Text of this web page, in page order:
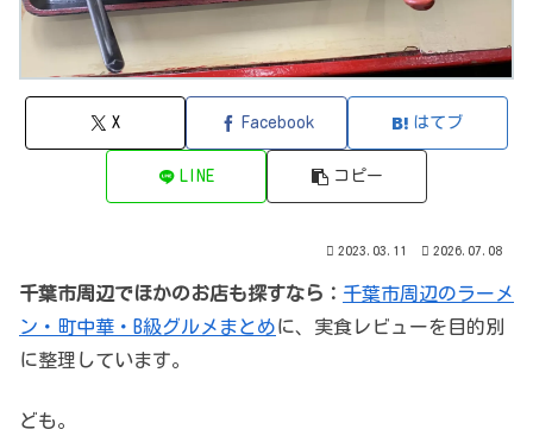
X Facebook はてブ
LINE コピー
2023.03.11 2026.07.08
千葉市周辺でほかのお店も探すなら： 千葉市周辺のラーメ
ン・町中華・B級グルメまとめに、実食レビューを目的別
に整理しています。
ども。